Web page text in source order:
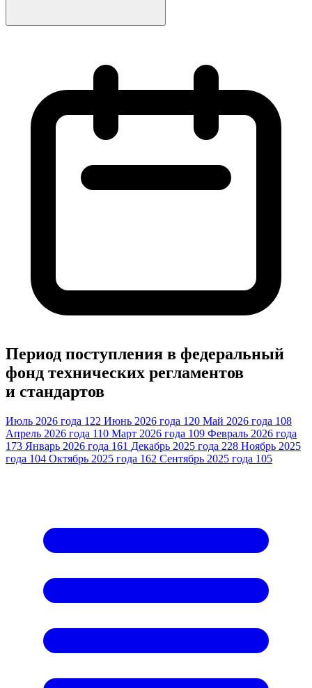
Период поступления в федеральный
фонд технических регламентов
и стандартов
Июль 2026 года 122 Июнь 2026 года 120 Май 2026 года 108
Апрель 2026 года 110 Март 2026 года 109 Февраль 2026 года
173 Январь 2026 года 161 Декабрь 2025 года 228 Ноябрь 2025
года 104 Октябрь 2025 года 162 Сентябрь 2025 года 105